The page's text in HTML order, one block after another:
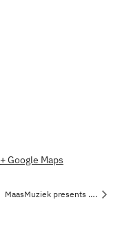
+ Google Maps
MaasMuziek presents ….